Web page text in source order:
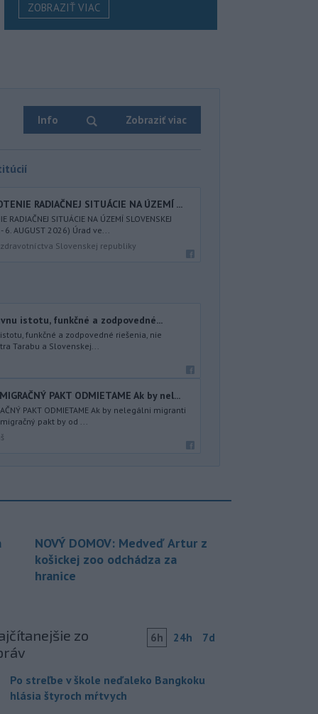
ZOBRAZIŤ VIAC
Info Zobraziť viac
RADIAČNEJ SITUÁCIE NA ÚZEMÍ ...
RADIAČNEJ SITUÁCIE NA ÚZEMÍ SLOVENSKEJ
- 6. AUGUST 2026) Úrad ve...
Slovenskej republiky
istotu, funkčné a zodpovedné...
funkčné a zodpovedné riešenia, nie
Tarabu a Slovenskej...
PAKT ODMIETAME Ak by nel...
PAKT ODMIETAME Ak by nelegálni migranti
pakt by od ...
NOVÝ DOMOV: Medveď Artur z
košickej zoo odchádza za
hranice
zo
6h 24h 7d
Po streľbe v škole neďaleko Bangkoku
hlásia štyroch mŕtvych